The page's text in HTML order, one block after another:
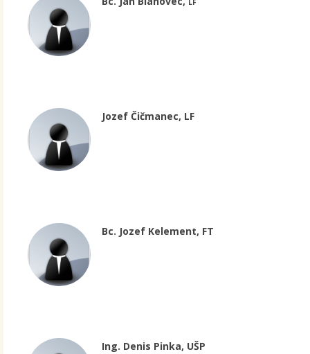
LF
Jozef Čičmanec, LF
Bc. Jozef Kelement, FT
Ing. Denis Pinka, UŠP